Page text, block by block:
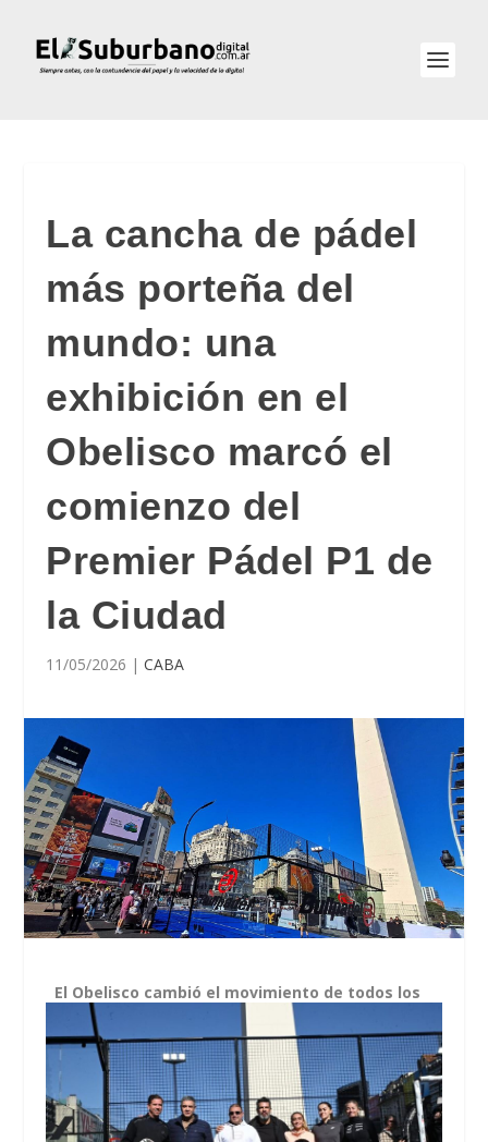
La cancha de pádel
más porteña del
mundo: una
exhibición en el
Obelisco marcó el
comienzo del
Premier Pádel P1 de
la Ciudad
11/05/2026 |CABA
El Obelisco cambió el movimiento de todos los